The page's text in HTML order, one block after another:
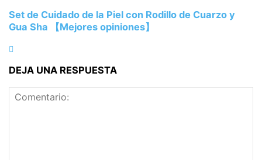
Set de Cuidado de la Piel con Rodillo de Cuarzo y
Gua Sha 【Mejores opiniones】
DEJA UNA RESPUESTA